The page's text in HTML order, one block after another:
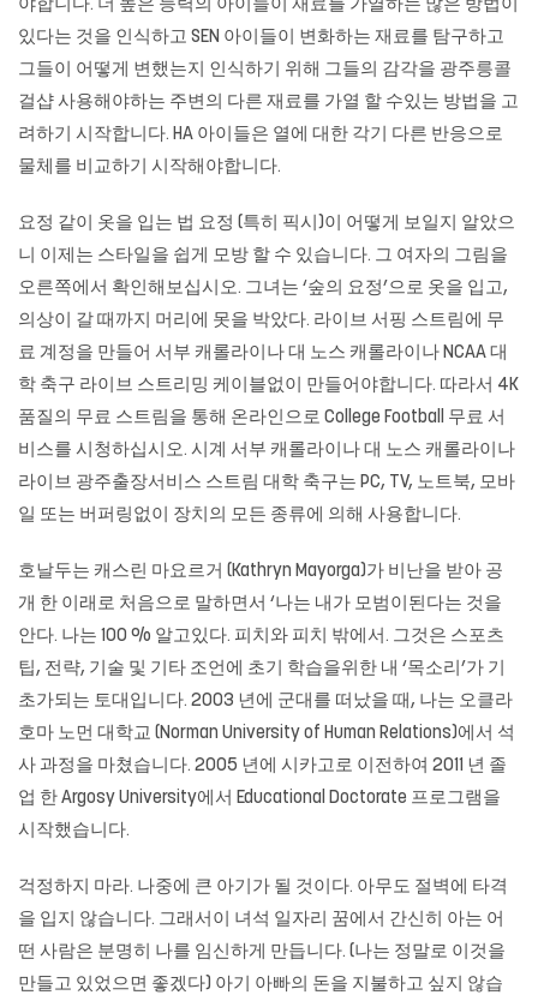
야합니다. 더 높은 능력의 아이들이 재료를 가열하는 많은 방법이
있다는 것을 인식하고 SEN 아이들이 변화하는 재료를 탐구하고
그들이 어떻게 변했는지 인식하기 위해 그들의 감각을 광주릉콜
걸샵 사용해야하는 주변의 다른 재료를 가열 할 수있는 방법을 고
려하기 시작합니다. HA 아이들은 열에 대한 각기 다른 반응으로
물체를 비교하기 시작해야합니다.
요정 같이 옷을 입는 법 요정 (특히 픽시)이 어떻게 보일지 알았으
니 이제는 스타일을 쉽게 모방 할 수 있습니다. 그 여자의 그림을
오른쪽에서 확인해보십시오. 그녀는 ‘숲의 요정’으로 옷을 입고,
의상이 갈 때까지 머리에 못을 박았다. 라이브 서핑 스트림에 무
료 계정을 만들어 서부 캐롤라이나 대 노스 캐롤라이나 NCAA 대
학 축구 라이브 스트리밍 케이블없이 만들어야합니다. 따라서 4K
품질의 무료 스트림을 통해 온라인으로 College Football 무료 서
비스를 시청하십시오. 시계 서부 캐롤라이나 대 노스 캐롤라이나
라이브 광주출장서비스 스트림 대학 축구는 PC, TV, 노트북, 모바
일 또는 버퍼링없이 장치의 모든 종류에 의해 사용합니다.
호날두는 캐스린 마요르거 (Kathryn Mayorga)가 비난을 받아 공
개 한 이래로 처음으로 말하면서 ‘나는 내가 모범이된다는 것을
안다. 나는 100 % 알고있다. 피치와 피치 밖에서. 그것은 스포츠
팁, 전략, 기술 및 기타 조언에 초기 학습을위한 내 ‘목소리’가 기
초가되는 토대입니다. 2003 년에 군대를 떠났을 때, 나는 오클라
호마 노먼 대학교 (Norman University of Human Relations)에서 석
사 과정을 마쳤습니다. 2005 년에 시카고로 이전하여 2011 년 졸
업 한 Argosy University에서 Educational Doctorate 프로그램을
시작했습니다.
걱정하지 마라. 나중에 큰 아기가 될 것이다. 아무도 절벽에 타격
을 입지 않습니다. 그래서이 녀석 일자리 꿈에서 간신히 아는 어
떤 사람은 분명히 나를 임신하게 만듭니다. (나는 정말로 이것을
만들고 있었으면 좋겠다) 아기 아빠의 돈을 지불하고 싶지 않습